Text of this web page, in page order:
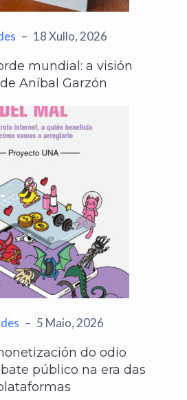
– 18 Xullo, 2026
mundial: a visión
Aníbal Garzón
– 5 Maio, 2026
do odio
público na era das